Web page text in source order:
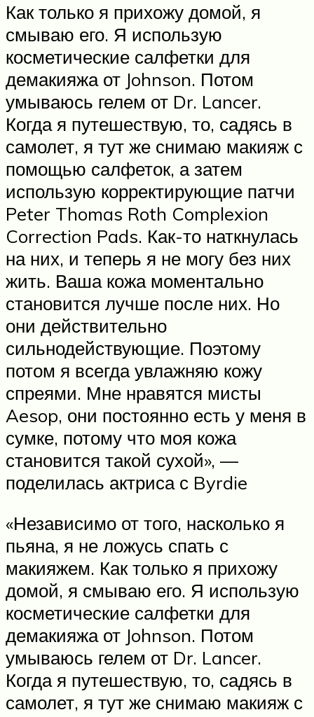
Как только я прихожу домой, я
смываю его. Я использую
косметические салфетки для
демакияжа от Johnson. Потом
умываюсь гелем от Dr. Lancer.
Когда я путешествую, то, садясь в
самолет, я тут же снимаю макияж с
помощью салфеток, а затем
использую корректирующие патчи
Peter Thomas Roth Complexion
Correction Pads. Как-то наткнулась
на них, и теперь я не могу без них
жить. Ваша кожа моментально
становится лучше после них. Но
они действительно
сильнодействующие. Поэтому
потом я всегда увлажняю кожу
спреями. Мне нравятся мисты
Aesop, они постоянно есть у меня в
сумке, потому что моя кожа
становится такой сухой», —
поделилась актриса с Byrdie
«Независимо от того, насколько я
пьяна, я не ложусь спать с
макияжем. Как только я прихожу
домой, я смываю его. Я использую
косметические салфетки для
демакияжа от Johnson. Потом
умываюсь гелем от Dr. Lancer.
Когда я путешествую, то, садясь в
самолет, я тут же снимаю макияж с